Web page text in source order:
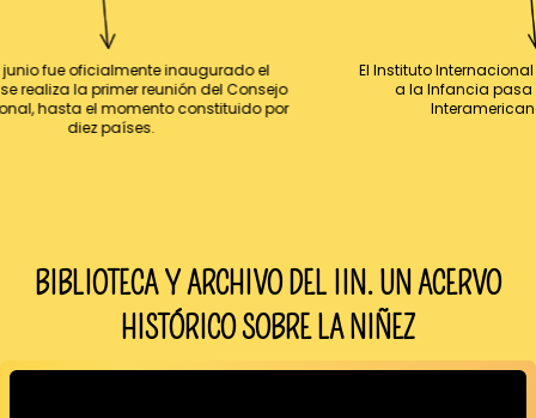
junio fue oficialmente inaugurado el
realiza la primer reunión del Consejo
hasta el momento constituido por
diez países.
El Instituto
a la Infancia pasa
BIBLIOTECA Y ARCHIVO DEL IIN.UN ACERVO
HISTÓRICO SOBRE LA NIÑEZ